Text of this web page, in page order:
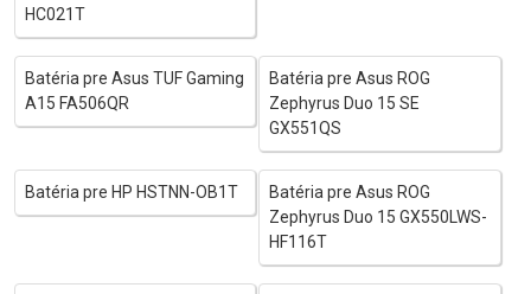
HC021T
Batéria pre Asus TUF Gaming
A15 FA506QR
Batéria pre Asus ROG
Zephyrus Duo 15 SE
GX551QS
Batéria pre HP HSTNN-OB1T
Batéria pre Asus ROG
Zephyrus Duo 15 GX550LWS-
HF116T